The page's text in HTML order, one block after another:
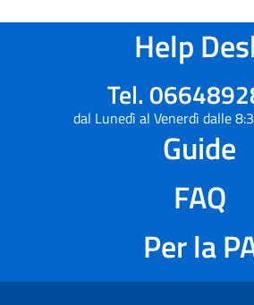
Help
Tel.
dal Lunedì al Venerdì dalle
Guide
FAQ
Per la